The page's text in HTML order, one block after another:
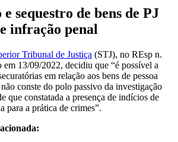
sequestro de bens de PJ
infração penal
Tribunal de Justiça (STJ), no REsp n.
13/09/2022, decidiu que “é possível a
em relação aos bens de pessoa
conste do polo passivo da investigação
que constatada a presença de indícios de
para a prática de crimes”.